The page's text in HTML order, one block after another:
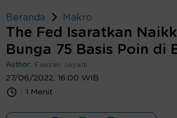
Beranda Makro
The Fed Isaratkan
Bunga 75 Basis Poin di
Author: Fauzan Jayadi
27/06/2022, 16:00 WIB
: 1 Menit